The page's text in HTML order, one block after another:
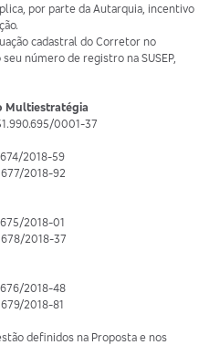
por parte da Autarquia, incentivo
cadastral do Corretor no
número de registro na SUSEP,
Multiestratégia
0001-37
2018-59
2018-92
2018-01
2018-37
2018-48
2018-81
definidos na Proposta e nos